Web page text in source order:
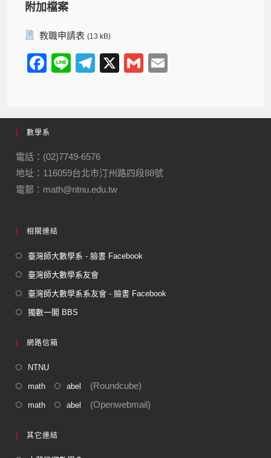
附加檔案
教職申請表 (13 kB)
F
e
b
o
o
k
Li
T
gr
m
X
G
數學系
電話：(02)7749-6576
地址：116059台北市汀州路四段88號
電郵：math@ntnu.edu.tw
相關連結
臺灣師大數學系 - 臉書 Facebook
臺灣師大數學系友會
臺灣師大數學系系友會 - 臉書 Facebook
獨數一閣 BBS
網路信箱
NTNU
math abel (Roundcube)
math abel (Openwebmail)
其它連結